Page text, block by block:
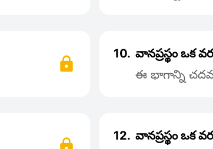
10. వానప్రస్థం ఒక
ఈ భాగాన్ని
12. వానప్రస్థం ఒక